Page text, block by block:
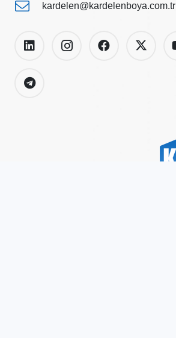
kardelen@kardelenboya.com.tr